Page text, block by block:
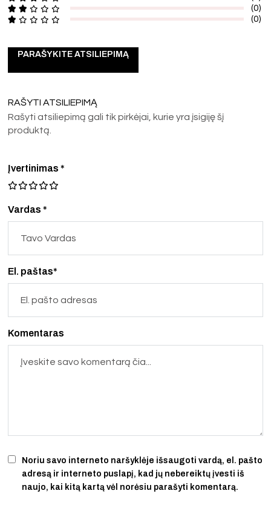
(0)
(0)
PARAŠYKITE ATSILIEPIMĄ
RAŠYTI ATSILIEPIMĄ
Rašyti atsiliepimą gali tik pirkėjai, kurie yra įsigiję šį
produktą.
Vardas *
El. paštas*
Noriu savo interneto naršyklėje išsaugoti vardą, el. pašto
adresą ir interneto puslapį, kad jų nebereiktų įvesti iš
naujo, kai kitą kartą vėl norėsiu parašyti komentarą.
Įvertinimas*
Komentaras